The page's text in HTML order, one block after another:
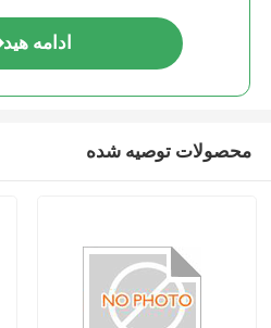
ادامه هید
محصولات توصیه شده